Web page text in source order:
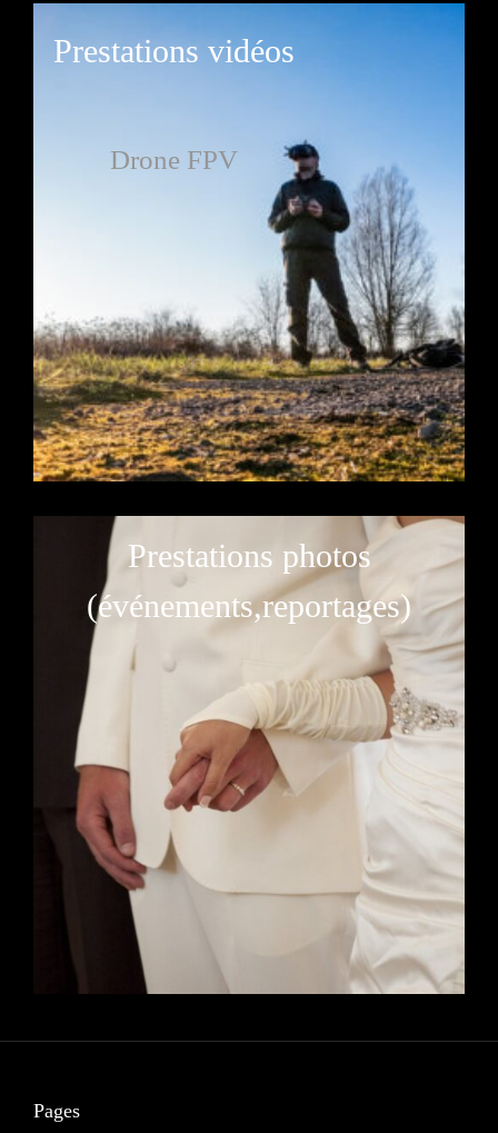
Prestations vidéos
Drone FPV
Prestations photos
(événements,reportages)
Pages